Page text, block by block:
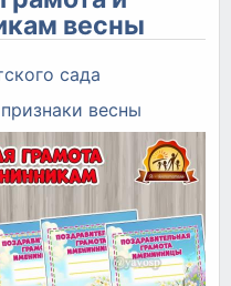
весны
сада
признаки весны